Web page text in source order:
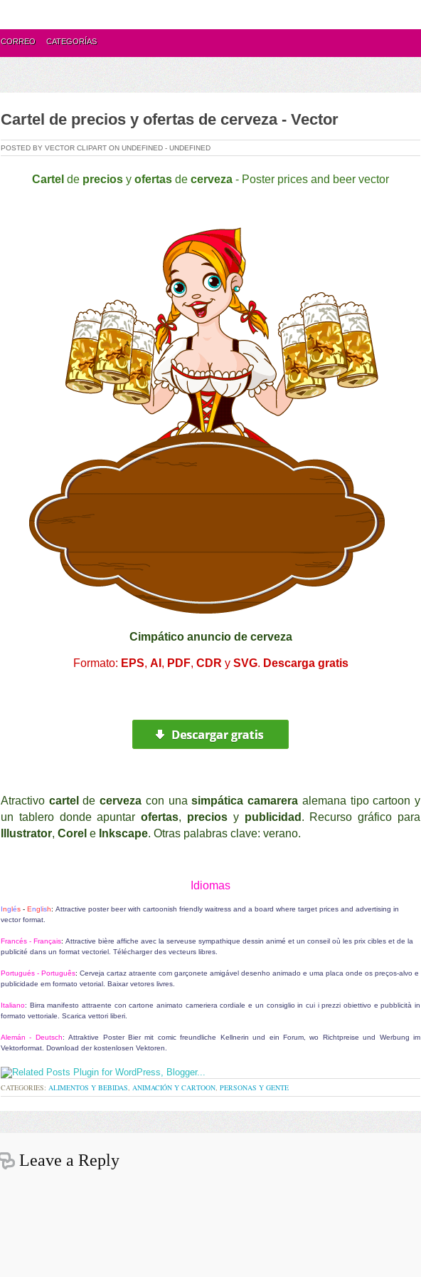
CORREO CATEGORÍAS
Cartel de precios y ofertas de cerveza - Vector
POSTED BY VECTOR CLIPART ON UNDEFINED - UNDEFINED
Cartel de precios y ofertas de cerveza - Poster prices and beer vector
Cimpático anuncio de cerveza
Formato: EPS, AI , PDF, CDR y SVG. Descarga gratis
Atractivo cartel decerveza con unasimpática camarera alemana tipo cartoon y
un tablero donde apuntarofertas, precios y publicidad . Recurso gráfico para
Illustrator, Corel e Inkscape. Otras palabras clave: verano.
diomas
Inglés - English: Attractive poster beer with cartoonish friendly waitress and a board where target prices and advertising in
vector format.
Francés - Français: Attractive bière affiche avec la serveuse sympathique dessin animé et un conseil où les prix cibles et de la
publicité dans un format vectoriel. Télécharger des vecteurs libres.
Portugués - Português: Cerveja cartaz atraente com garçonete amigável desenho animado e uma placa onde os preços-alvo e
publicidade em formato vetorial. Baixar vetores livres.
Italiano: Birra manifesto attraente con cartone animato cameriera cordiale e un consiglio in cui i prezzi obiettivo e pubblicità in
formato vettoriale. Scarica vettori liberi.
Alemán - Deutsch: Attraktive Poster Bier mit comic freundliche Kellnerin und ein Forum, wo Richtpreise und Werbung im
Vektorformat. Download der kostenlosen Vektoren.
CATEGORIES: ALIMENTOS Y BEBIDAS, ANIMACIÓN Y CARTOON, PERSONAS Y GENTE
Leave a Reply